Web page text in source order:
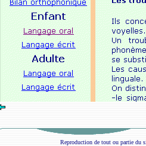
Reproduction de tout ou partie du